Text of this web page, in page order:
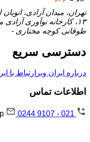
تهران، میدان آزادی،
۱۳، کارخانه نوآوری
طوقانی کوچه مختاری -
دسترسی سریع
درباره ایران وبر ارتباط با
اطلاعات تماس